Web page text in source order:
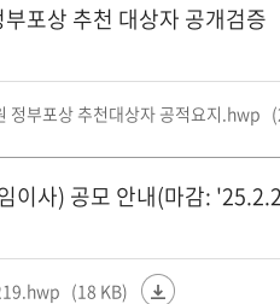
포상 추천 대상자 공개검증
정부포상 추천대상자 공적요지.hwp
이사) 공모 안내(마감:
(18 KB)